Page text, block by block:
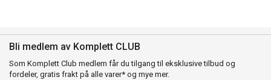
Bli medlem av Komplett CLUB
Som Komplett Club medlem får du tilgang til eksklusive tilbud og
fordeler, gratis frakt på alle varer* og mye mer.